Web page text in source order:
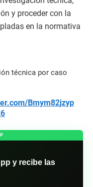
y proceder con la
en la normativa
técnica por caso
Bmym82jzyp
y recibe las